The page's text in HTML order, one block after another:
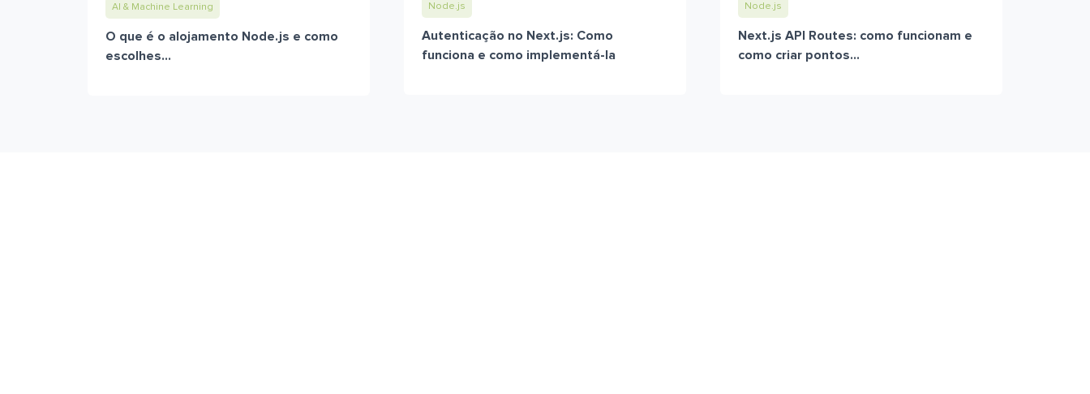
AI & Machine Learning
O que é o alojamento Node.js e como
escolhes...
Node.js
Autenticação no Next.js: Como
funciona e como implementá-la
Node.js
Next.js API Routes: como funcionam e
como criar pontos...